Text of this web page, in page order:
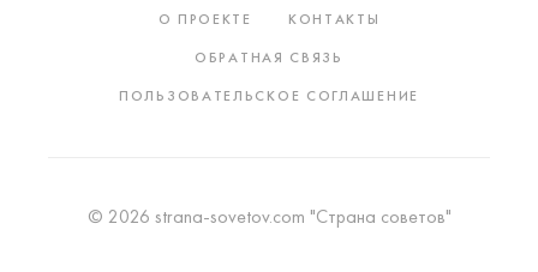
О ПРОЕКТЕ
КОНТАКТЫ
ОБРАТНАЯ СВЯЗЬ
ПОЛЬЗОВАТЕЛЬСКОЕ СОГЛАШЕНИЕ
© 2026 strana-sovetov.com "Страна советов"